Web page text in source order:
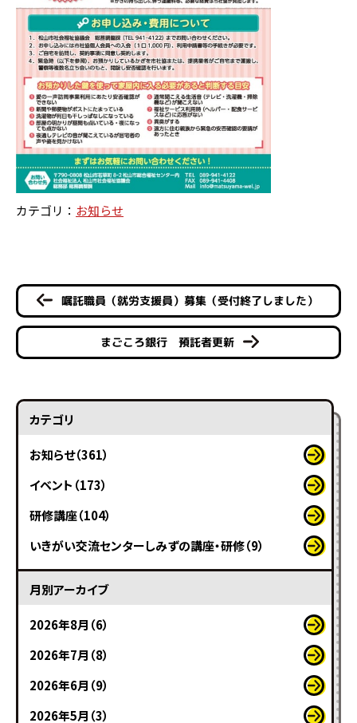
カテゴリ： お知らせ
嘱託職員（就労支援員）募集（受付終了しました）
まごころ銀行 預託者更新
カテゴリ
お知らせ（361）
イベント（173）
研修講座（104）
いきがい交流センターしみずの講座・研修（9）
月別アーカイブ
2026年8月（6）
2026年7月（8）
2026年6月（9）
2026年5月（3）